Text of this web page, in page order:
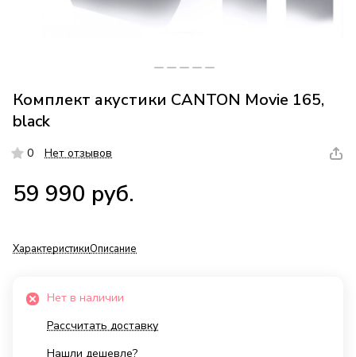
Комплект акустики CANTON Movie 165,
black
0 Нет отзывов
59 990 руб.
ХарактеристикиОписание
Нет в наличии
Рассчитать доставку
Нашли дешевле?